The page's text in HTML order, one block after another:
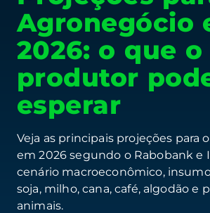
Agronegócio
2026: o que o
produtor
esperar
Veja as principais projeções para
em 2026 segundo o Rabobank e
cenário macroeconômico,
soja, milho, cana, café, algodão e
animais.